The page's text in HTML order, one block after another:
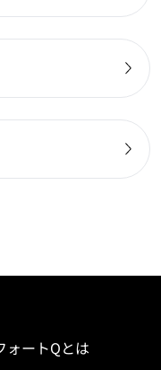
ートQとは